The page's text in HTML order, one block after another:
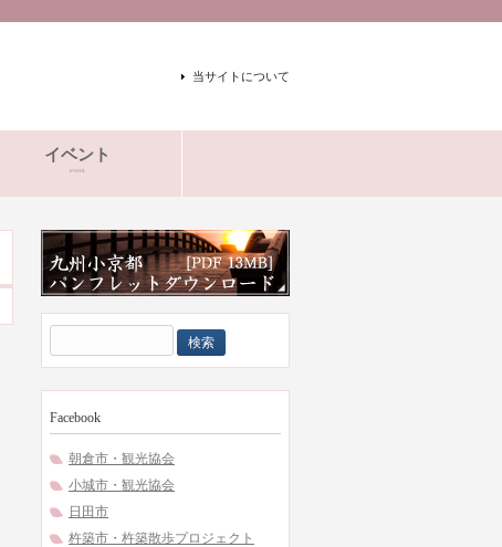
当サイトについて
イベント
event
索:
Facebook
朝倉市・観光協会
小城市・観光協会
日田市
杵築市・杵築散歩プロジェクト